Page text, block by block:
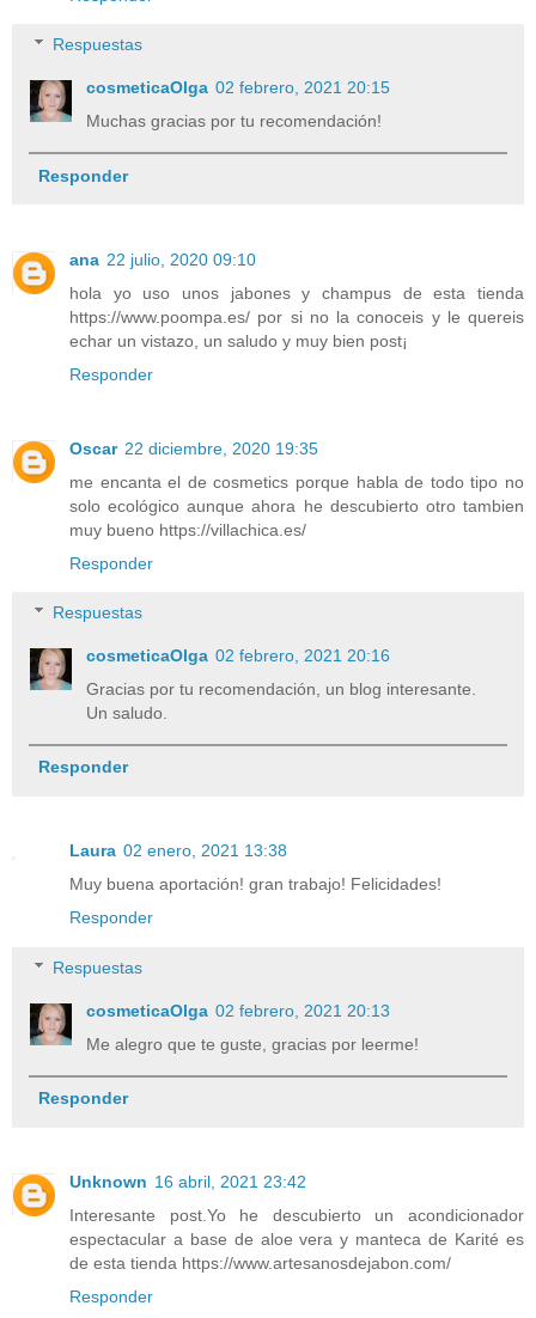
Respuestas
cosmeticaOlga 02 febrero, 2021 20:15
Muchas gracias por tu recomendación!
Responder
ana 22 julio, 2020 09:10
hola yo uso unos jabones y champus de esta tienda
https://www.poompa.es/ por si no la conoceis y le quereis
echar un vistazo, un saludo y muy bien post¡
Responder
Oscar 22 diciembre, 2020 19:35
me encanta el de cosmetics porque habla de todo tipo no
solo ecológico aunque ahora he descubierto otro tambien
muy bueno https://villachica.es/
Responder
Respuestas
cosmeticaOlga 02 febrero, 2021 20:16
Gracias por tu recomendación, un blog interesante.
Un saludo.
Responder
Laura 02 enero, 2021 13:38
Muy buena aportación! gran trabajo! Felicidades!
Responder
Respuestas
cosmeticaOlga 02 febrero, 2021 20:13
Me alegro que te guste, gracias por leerme!
Responder
Unknown 16 abril, 2021 23:42
Interesante post.Yo he descubierto un acondicionador
espectacular a base de aloe vera y manteca de Karité es
de esta tienda https://www.artesanosdejabon.com/
Responder